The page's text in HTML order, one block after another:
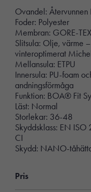
Ovandel:
Foder: Polyester
Membran: GORE-TEX
Slitsula: Olje, värme
vinteroptimerat
Mellansula: ETPU
Innersula: PU-foam
andningsförmåga
Funktion: BOA® Fit
Läst: Normal
Storlekar: 36-48
Skyddsklass: EN
CI
Skydd: NANO-
Pris